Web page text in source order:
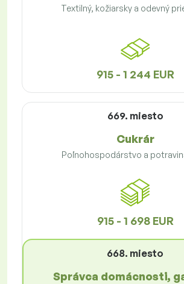
Textilný, kožiarsky a odevný
915 - 1 244 EUR
669. miesto
Cukrár
Poľnohospodárstvo a
915 - 1 698 EUR
668. miesto
Správca domácnosti,